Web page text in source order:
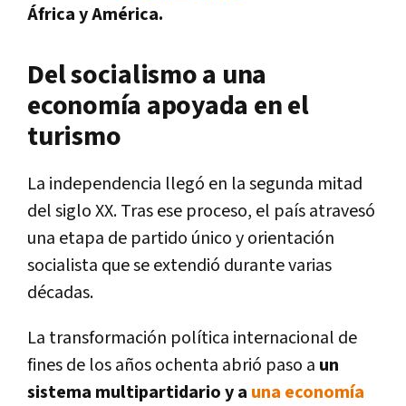
África y América.
Del socialismo a una
economía apoyada en el
turismo
La independencia llegó en la segunda mitad
del siglo XX. Tras ese proceso, el país atravesó
una etapa de partido único y orientación
socialista que se extendió durante varias
décadas.
La transformación política internacional de
fines de los años ochenta abrió paso a un
sistema multipartidario y a una economía